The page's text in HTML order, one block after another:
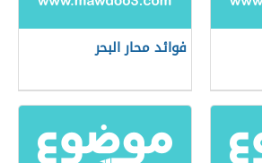
فوائد محار البحر